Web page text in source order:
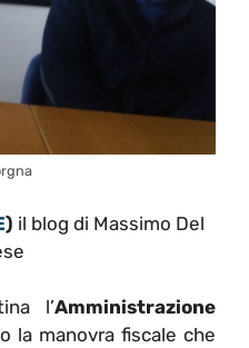
) il blog di Massimo Del
l’Amministrazione
la manovra fiscale che